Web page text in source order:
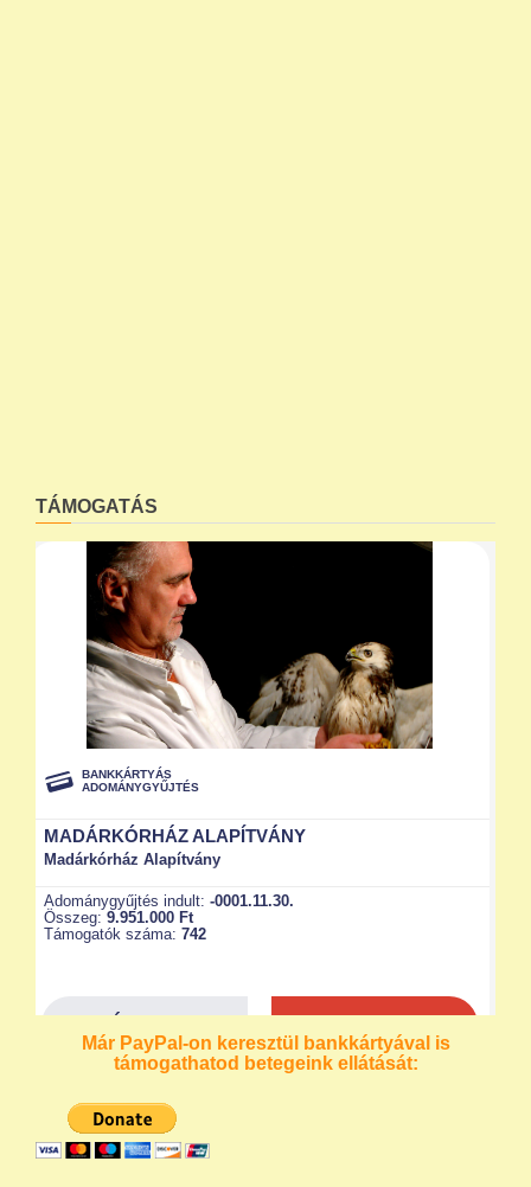
TÁMOGATÁS
Már PayPal-on keresztül bankkártyával is
támogathatod betegeink ellátását: